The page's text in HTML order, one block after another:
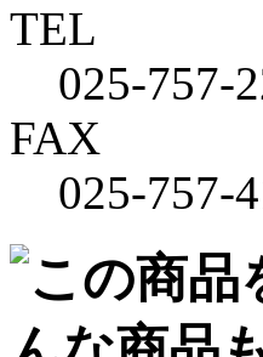
TEL
025-757-
FAX
025-757-